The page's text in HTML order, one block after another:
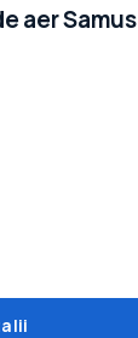
aer Samus